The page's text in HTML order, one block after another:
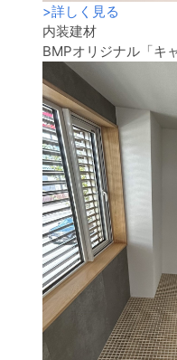
>詳しく見る
内装建材
BMPオリジナル「キ